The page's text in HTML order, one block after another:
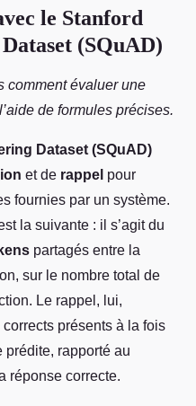
le Stanford
(SQuAD)
comment évaluer une
de formules précises.
Dataset (SQuAD)
et de rappel pour
fournies par un système.
la suivante : il s’agit du
partagés entre la
sur le nombre total de
Le rappel, lui,
présents à la fois
rapporté au
réponse correcte.